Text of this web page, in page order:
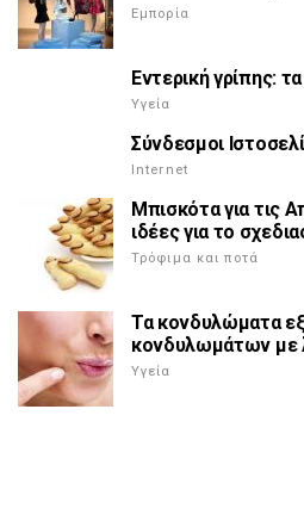
Εμπορία
Εντερική γρίπης:
Υγεία
Σύνδεσμοι
Internet
Μπισκότα για τις
ιδέες για το
Τρόφιμα και ποτά
Τα κονδυλώματα
κονδυλωμάτων με
Υγεία